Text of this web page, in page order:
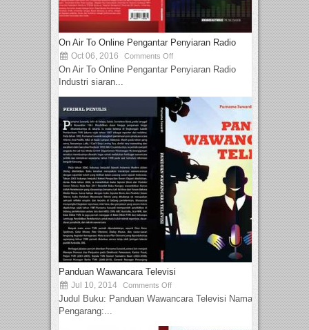
On Air To Online Pengantar Penyiaran Radio
Oct 06, 2016 Comments Off
On Air To Online Pengantar Penyiaran Radio
Industri siaran...
Panduan Wawancara Televisi
Jul 10, 2014 Comments Off
Judul Buku: Panduan Wawancara Televisi Nama
Pengarang:...